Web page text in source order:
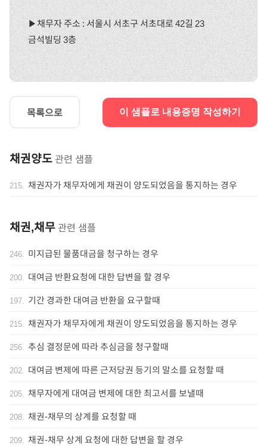
▶채무자 주소 : 서울시 서초구 서초대로 42길 23
금석빌딩 3층
목록으로 이 샘플로 내용증명 작성하기
채권양도 관련 샘플
215. 채권자가 채무자에게 채권이 양도되었음을 통지하는 경우
채권,채무 관련 샘플
246. 미지급된 물품대금을 청구하는 경우
200. 대여금 반환요청에 대한 답변을 할 경우
197. 기간 경과한 대여금 반환을 요구할때
215. 채권자가 채무자에게 채권이 양도되었음을 통지하는 경우
256. 추심 결정문에 따라 추심금을 청구할때
202. 대여금 변제에 따른 근저당권 등기의 말소를 요청할 때
205. 채무자에게 대여금 변제에 대한 최고서를 보낼때
208. 채권-채무의 상계를 요청할 때
209. 채권-채무 상계 요청에 대한 답변을 할 경우